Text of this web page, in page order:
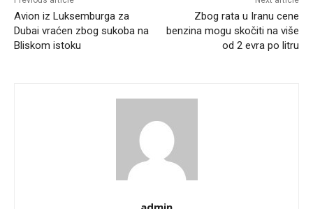
Avion iz Luksemburga za
Dubai vraćen zbog sukoba na
Bliskom istoku
Zbog rata u Iranu cene
benzina mogu skočiti na više
od 2 evra po litru